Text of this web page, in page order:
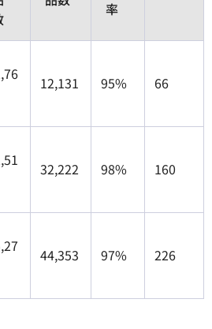
率
12,131 95% 66
32,222 98% 160
44,353 97% 226